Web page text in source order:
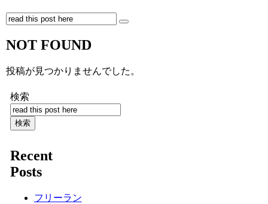
NOT FOUND
投稿が見つかりませんでした。
検索
検索
Recent
Posts
フリーラン